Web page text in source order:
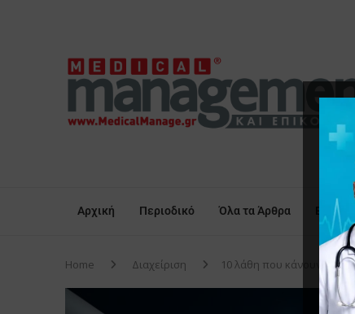
Αρχική Περιοδικό Όλα τα Άρθρα
Home Διαχείριση 10 λάθη που κάνουν οι